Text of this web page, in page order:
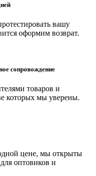
вашу
оформим возврат.
сопровождение
товаров и
которых мы уверены.
цене, мы открыты
оптовиков и